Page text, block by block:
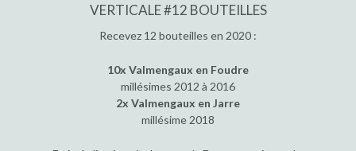
VERTICALE #12 BOUTEILLES
Recevez 12 bouteilles en 2020 :
10x Valmengaux en Foudre
millésimes 2012 à 2016
2x Valmengaux en Jarre
millésime 2018